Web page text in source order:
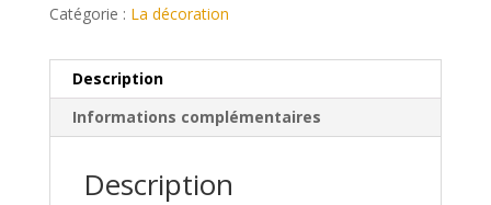
Catégorie : La décoration
Description
Informations complémentaires
Description